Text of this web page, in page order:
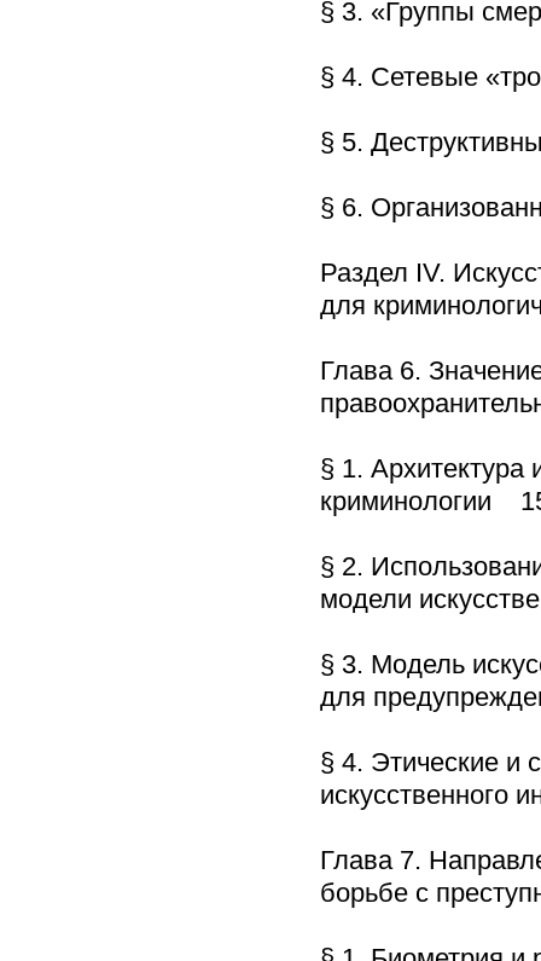
§ 3. «Группы
§ 4. Сетевые
§ 5.
§ 6.
Раздел IV.
для
Глава 6.
§ 1. Архитектура
криминологии
§ 2.
модели
§ 3. Модель
для
§ 4. Этические и
искусственного
Глава 7.
борьбе с